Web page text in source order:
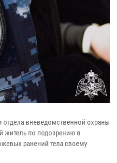
отдела вневедомственной охраны
житель по подозрению в
ранений тела своему